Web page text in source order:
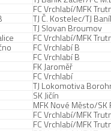
FC Vrchlabí/MFK
TJ Č. Kostelec/TJ
TJ Slovan Broumov
FC Vrchlabí/MFK
FC Vrchlabí B
FC Vrchlabí B
FK Jaroměř
FC Vrchlabí
TJ Lokomotiva
SK Jičín
MFK Nové Město/SK
FC Vrchlabí/MFK
FC Vrchlabí/MFK